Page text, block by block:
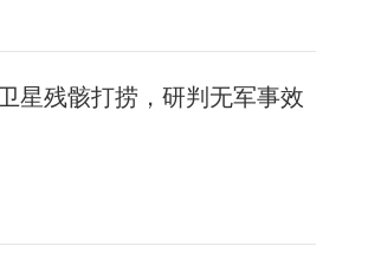
星残骸打捞，研判无军事效